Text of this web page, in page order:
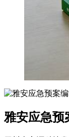
雅安应急预